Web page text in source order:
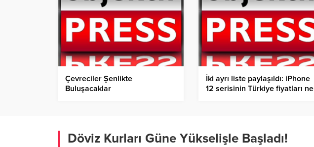
Çevreciler Şenlikte
Buluşacaklar
İki ayrı liste paylaşıldı: iPhone
12 serisinin Türkiye fiyatları ne
Döviz Kurları Güne Yükselişle Başladı!